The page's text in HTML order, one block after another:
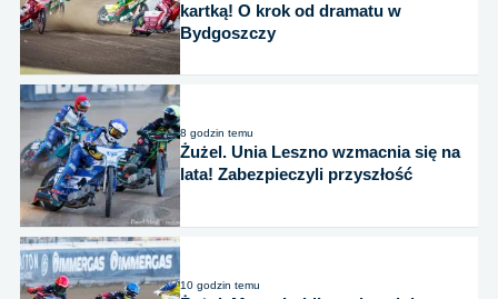
kartką! O krok od dramatu w
Bydgoszczy
8 godzin temu
Żużel. Unia Leszno wzmacnia się na
lata! Zabezpieczyli przyszłość
10 godzin temu